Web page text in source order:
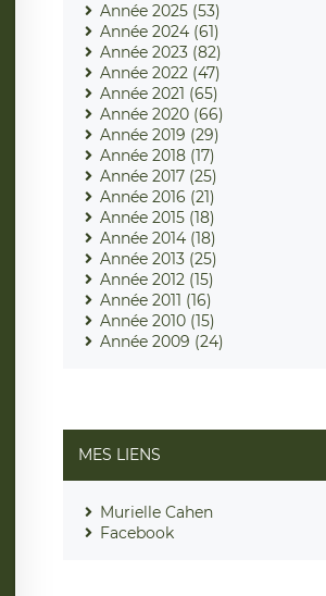
Année 2025 (53)
Année 2024 (61)
Année 2023 (82)
Année 2022 (47)
Année 2021 (65)
Année 2020 (66)
Année 2019 (29)
Année 2018 (17)
Année 2017 (25)
Année 2016 (21)
Année 2015 (18)
Année 2014 (18)
Année 2013 (25)
Année 2012 (15)
Année 2011 (16)
Année 2010 (15)
Année 2009 (24)
MES LIENS
Murielle Cahen
Facebook